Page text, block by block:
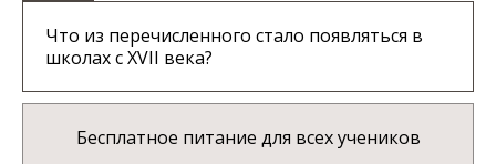
Что из перечисленного стало появляться в
школах с XVII века?
Бесплатное питание для всех учеников